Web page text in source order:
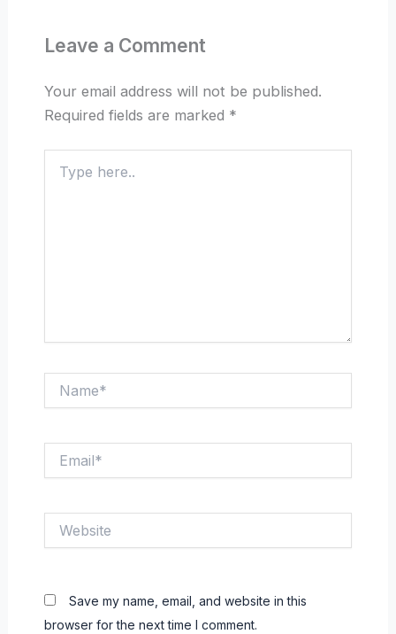
Leave a Comment
Your email address will not be published.
Required fields are marked *
here..
Save my name, email, and website in this
browser for the next time I comment.